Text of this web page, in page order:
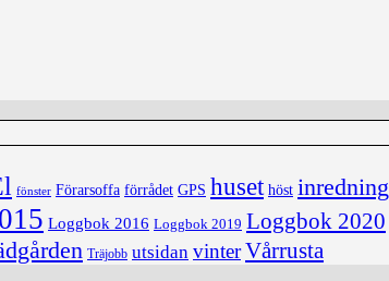
fönster Förarsoffa förrådet GPS huset höst inredning
Loggbok 2016 Loggbok 2019 Loggbok 2020
Träjobb utsidan vinterVårrusta